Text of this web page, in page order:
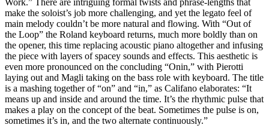
make the soloist’s job more challenging, and yet the legato feel of
main melody couldn’t be more natural and flowing. With “Out of
the Loop” the Roland keyboard returns, much more boldly than on
the opener, this time replacing acoustic piano altogether and infusing
the piece with layers of spacey sounds and effects. This aesthetic is
even more pronounced on the concluding “Onin,” with Pierotti
laying out and Magli taking on the bass role with keyboard. The title
is a mashing together of “on” and “in,” as Califano elaborates: “It
means up and inside and around the time. It’s the rhythmic pulse that
makes a play on the concept of the beat. Sometimes the pulse is on,
sometimes it’s in, and the two alternate continuously.”